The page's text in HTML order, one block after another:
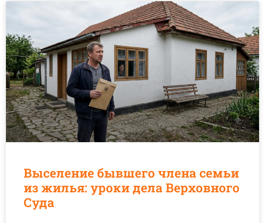
Выселение бывшего члена семьи
из жилья: уроки дела Верховного
Суда